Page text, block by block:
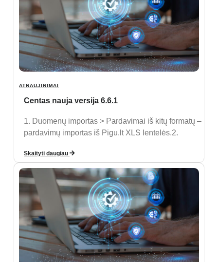
ATNAUJINIMAI
Centas nauja versija 6.6.1
1. Duomenų importas > Pardavimai iš kitų formatų –
pardavimų importas iš Pigu.lt XLS lentelės.2.
Skaityti daugiau